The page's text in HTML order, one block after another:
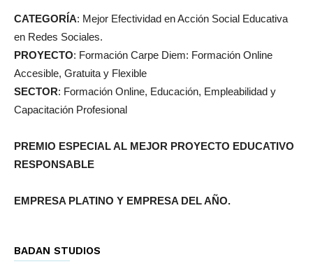
CATEGORÍA: Mejor Efectividad en Acción Social Educativa
en Redes Sociales.
PROYECTO: Formación Carpe Diem: Formación Online
Accesible, Gratuita y Flexible
SECTOR: Formación Online, Educación, Empleabilidad y
Capacitación Profesional
PREMIO ESPECIAL AL MEJOR PROYECTO EDUCATIVO
RESPONSABLE
EMPRESA PLATINO Y EMPRESA DEL AÑO.
BADAN STUDIOS